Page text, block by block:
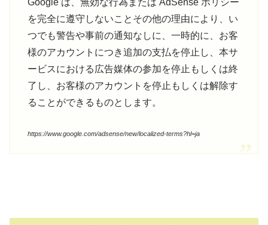
を完全に遵守しないことその他の理由により、い
つでも警告や事前の通知なしに、一時的に、お客
様のアカウントにつき追加の支払を停止し、本サ
ービスにおける広告媒体の参加を停止もしくは終
了し、お客様のアカウントを停止もしくは解除す
ることができるものとします。
https://www.google.com/adsense/new/localized-terms?hl=ja